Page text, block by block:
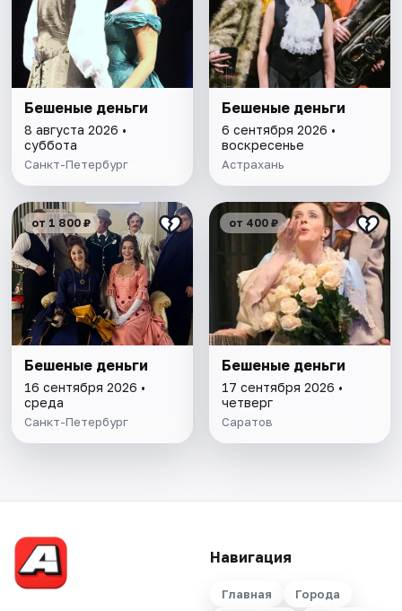
Бешеные деньги
8 августа 2026 •
суббота
Санкт-Петербург
Бешеные деньги
6 сентября 2026 •
воскресенье
Астрахань
от 1 800 ₽
Бешеные деньги
16 сентября 2026 •
среда
Санкт-Петербург
от 400 ₽
Бешеные деньги
17 сентября 2026 •
четверг
Саратов
Навигация
Главная Города